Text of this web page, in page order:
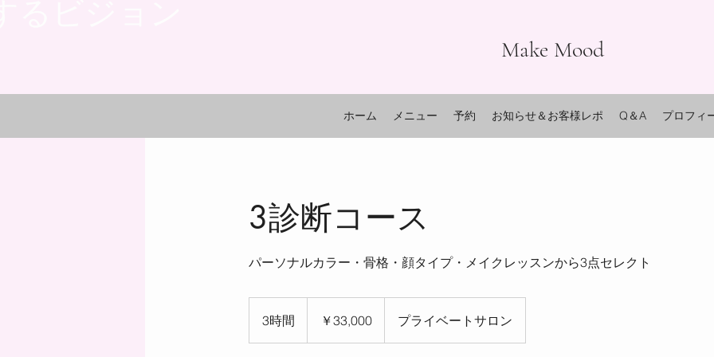
Make Mood
ホーム メニュー 予約 お知らせ＆お客様レポ Q＆A プロフィ
3診断コース
パーソナルカラー・骨格・顔タイプ・メイクレッスンから3点セレクト
3時間
時
￥33,000 プライベートサロン